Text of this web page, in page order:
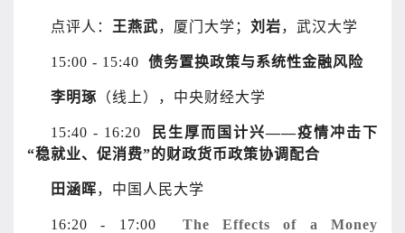
点评人： 王燕武，厦门大学； 刘岩，武汉大学
15:00 - 15:40 债务置换政策与系统性金融风险
李明琢 （线上），中央财经大学
15:40 - 16:20
民生厚而国计兴——疫情冲击下
“稳就业、促消费”的财政货币政策协调配合
田涵晖，中国人民大学
16:20 - 17:00 The Effects of a Money